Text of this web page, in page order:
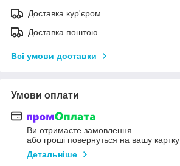
Доставка кур'єром
Доставка поштою
Всі умови доставки
Умови оплати
Ви отримаєте замовлення
або гроші повернуться на вашу картку
Детальніше